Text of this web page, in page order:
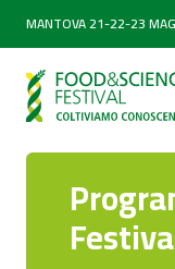
MANTOVA 21-22-23
Diventa partner